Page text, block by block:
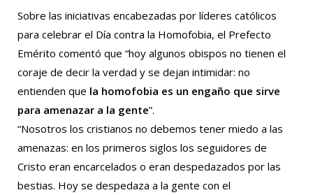
Sobre las iniciativas encabezadas por líderes católicos
para celebrar el Día contra la Homofobia, el Prefecto
Emérito comentó que “hoy algunos obispos no tienen el
coraje de decir la verdad y se dejan intimidar: no
entienden que la homofobia es un engaño que sirve
para amenazar a la gente”.
“Nosotros los cristianos no debemos tener miedo a las
amenazas: en los primeros siglos los seguidores de
Cristo eran encarcelados o eran despedazados por las
bestias. Hoy se despedaza a la gente con el